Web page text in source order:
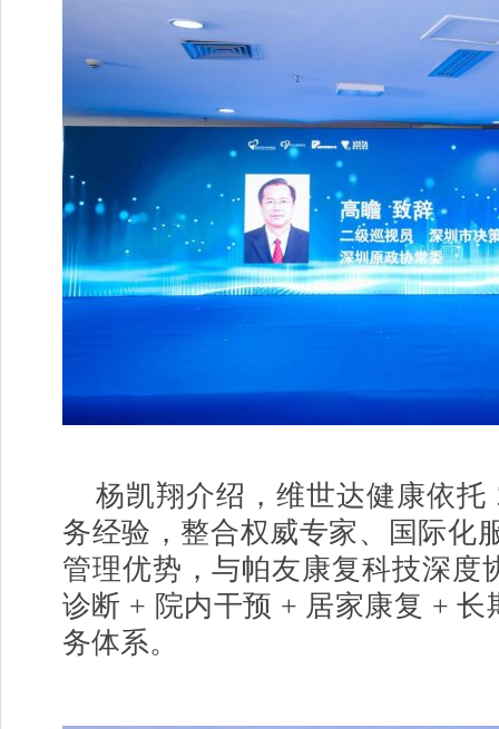
杨凯翔介绍，维世达健康依托
务经验，整合权威专家、国际化
管理优势，与帕友康复科技深度
诊断 + 院内干预 + 居家康复 + 长
务体系。